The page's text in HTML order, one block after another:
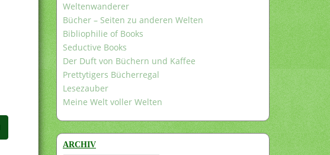
Weltenwanderer
Bücher – Seiten zu anderen Welten
Bibliophilie of Books
Seductive Books
Der Duft von Büchern und Kaffee
Prettytigers Bücherregal
Lesezauber
Meine Welt voller Welten
ARCHIV